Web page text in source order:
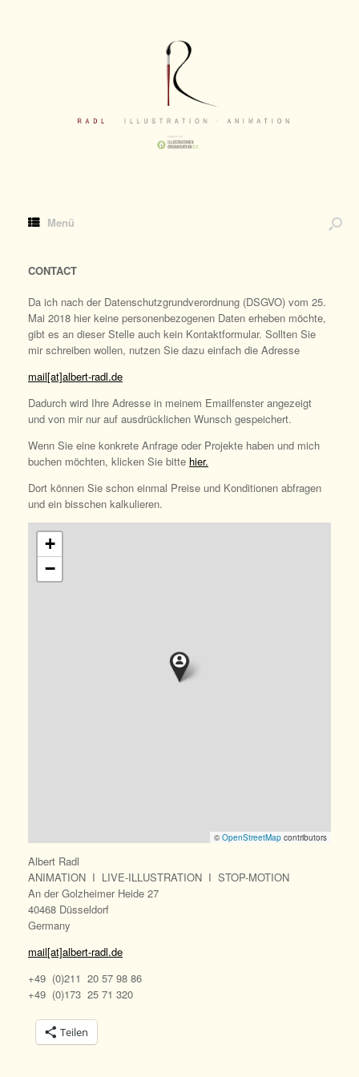
Menü
CONTACT
Da ich nach der Datenschutzgrundverordnung (DSGVO) vom 25.
Mai 2018 hier keine personenbezogenen Daten erheben möchte,
gibt es an dieser Stelle auch kein Kontaktformular. Sollten Sie
mir schreiben wollen, nutzen Sie dazu einfach die Adresse
mail[at]albert-radl.de
Dadurch wird Ihre Adresse in meinem Emailfenster angezeigt
und von mir nur auf ausdrücklichen Wunsch gespeichert.
Wenn Sie eine konkrete Anfrage oder Projekte haben und mich
buchen möchten, klicken Sie bitte hier.
Dort können Sie schon einmal Preise und Konditionen abfragen
und ein bisschen kalkulieren.
+
−
© OpenStreetMap contributors
Albert Radl
ANIMATION I LIVE-ILLUSTRATION I STOP-MOTION
An der Golzheimer Heide 27
40468 Düsseldorf
Germany
mail[at]albert-radl.de
+49 (0)211 20 57 98 86
+49 (0)173 25 71 320
Teilen